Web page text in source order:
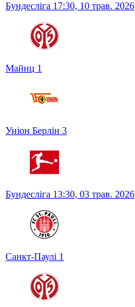
Бундесліга 17:30, 10 трав. 2026
Майнц 1
Уніон Берлін 3
Бундесліга 13:30, 03 трав. 2026
Санкт-Паулі 1